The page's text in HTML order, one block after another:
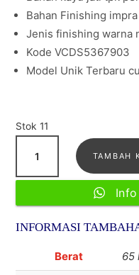
Bahan Finishing impra
Jenis finishing warna
Kode VCDS5367903
Model Unik Terbaru
Stok 11
Meja
Kerja
Unik
jati
TAMBAH
INFORMASI
Berat 65